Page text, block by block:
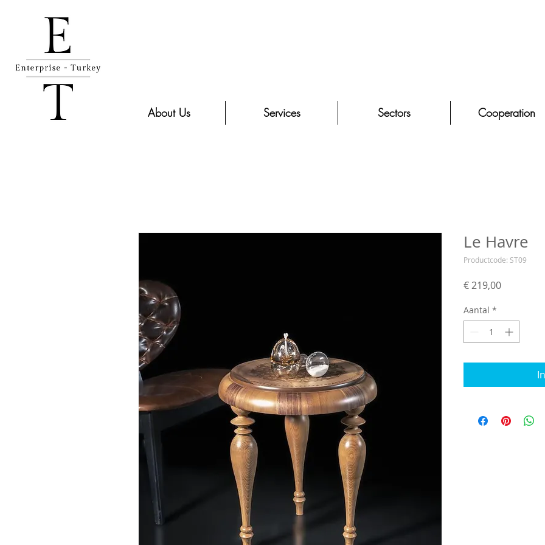
About Us Services Sectors Cooperation
Le Havre
Productcode: ST09
€ 219,00Prijs
Aantal *